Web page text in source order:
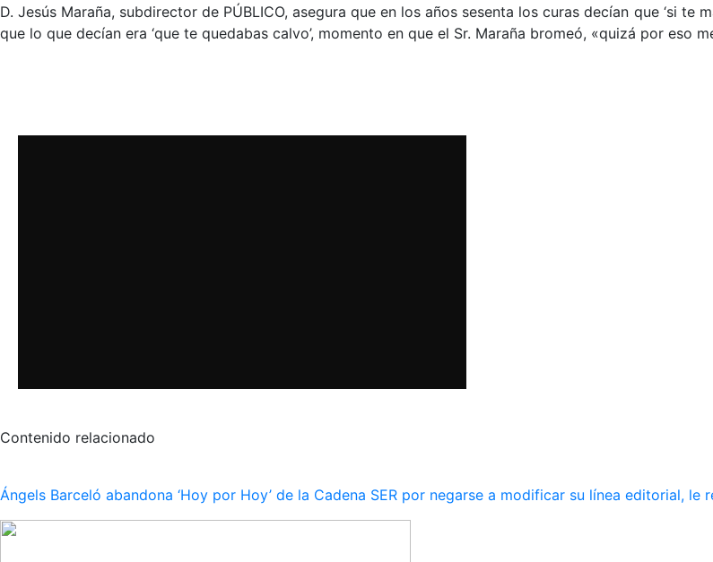
D. Jesús Maraña, subdirector de PÚBLICO, asegura que en los años sesenta los curas decían que ‘si te
que lo que decían era ‘que te quedabas calvo’, momento en que el Sr. Maraña bromeó, «quizá por eso
Contenido relacionado
Ángels Barceló abandona ‘Hoy por Hoy’ de la Cadena SER por negarse a modificar su línea editorial, le